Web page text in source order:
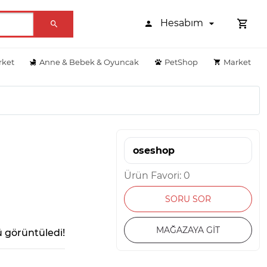
Hesabım
Anne & Bebek & Oyuncak PetShop Market
oseshop
Ürün Favori: 0
SORU SOR
MAĞAZAYA GİT
görüntüledi!